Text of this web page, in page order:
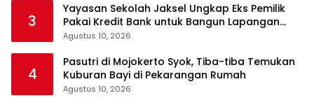
3
Yayasan Sekolah Jaksel Ungkap Eks Pemilik
Pakai Kredit Bank untuk Bangun Lapangan
Padel
Agustus 10, 2026
4
Pasutri di Mojokerto Syok, Tiba-tiba Temukan
Kuburan Bayi di Pekarangan Rumah
Agustus 10, 2026